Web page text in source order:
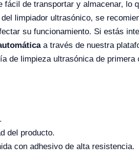
de transportar y almacenar, lo
limpiador ultrasónico, se
su funcionamiento. Si estás
a través de nuestra
de limpieza ultrasónica de primera
del producto.
con adhesivo de alta resistencia.